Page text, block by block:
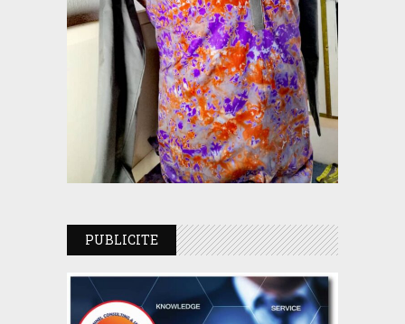
PUBLICITE